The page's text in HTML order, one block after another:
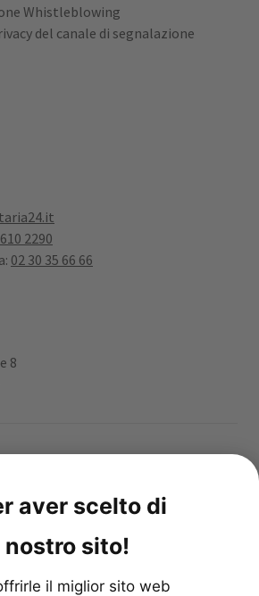
Whistleblowing
del canale di segnalazione
2290
02 30 35 66 66
8